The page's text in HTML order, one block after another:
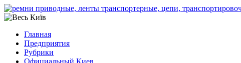
Главная
Предприятия
Рубрики
Официальный Киев